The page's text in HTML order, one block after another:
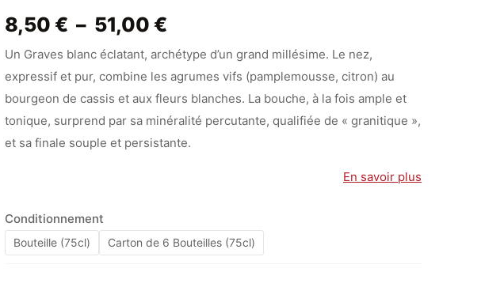
8,50 € – 51,00 €
de
prix :
8,50 €
à
51,00 €
Un Graves blanc éclatant, archétype d’un grand millésime. Le nez,
expressif et pur, combine les agrumes vifs (pamplemousse, citron) au
bourgeon de cassis et aux fleurs blanches. La bouche, à la fois ample et
tonique, surprend par sa minéralité percutante, qualifiée de « granitique »,
et sa finale souple et persistante.
En savoir plus
Conditionnement
Bouteille (75cl) Carton de 6 Bouteilles (75cl)